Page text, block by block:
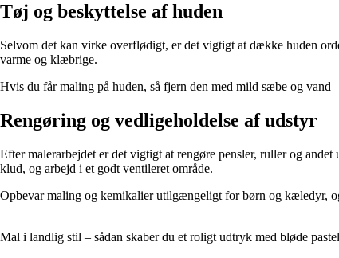
Tøj og beskyttelse af huden
Selvom det kan virke overflødigt, er det vigtigt at dække huden
varme og klæbrige.
Hvis du får maling på huden, så fjern den med mild sæbe og
Rengøring og vedligeholdelse af udstyr
Efter malerarbejdet er det vigtigt at rengøre pensler, ruller og
klud, og arbejd i et godt ventileret område.
Opbevar maling og kemikalier utilgængeligt for børn og kæledyr,
Mal i landlig stil – sådan skaber du et roligt udtryk med bløde